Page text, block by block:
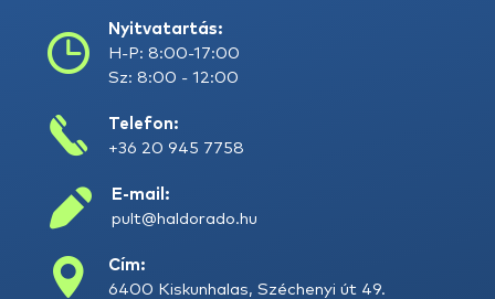
Nyitvatartás:
H-P: 8:00-17:00
Sz: 8:00 - 12:00
Telefon:
+36 20 945 7758
E-mail:
pult@haldorado.hu
Cím:
6400 Kiskunhalas, Széchenyi út 49.